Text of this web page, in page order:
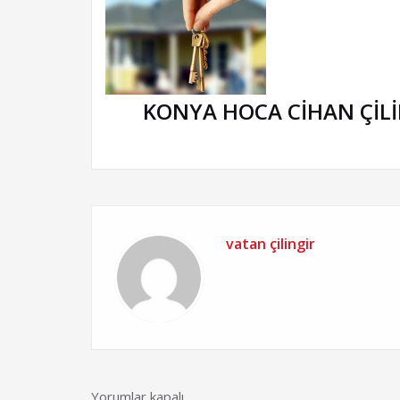
KONYA HOCA CİHAN
vatan çilingir
Yorumlar kapalı.